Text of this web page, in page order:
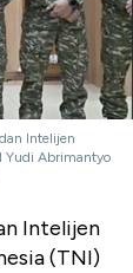
Intelijen
Yudi Abrimantyo
Intelijen
(TNI)